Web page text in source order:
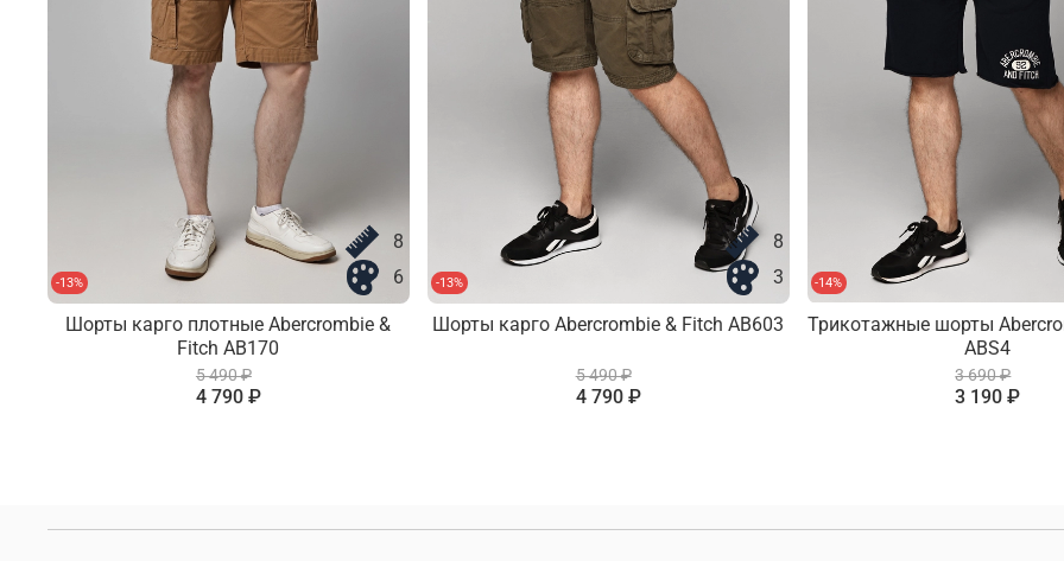
-13%
8
6
Шорты карго плотные Abercrombie &
Fitch AB170
5 490 ₽
4 790 ₽
-13%
8
3
Шорты карго Abercrombie & Fitch AB603
5 490 ₽
4 790 ₽
-14%
Трикотажные шорты
ABS4
3 690 ₽
3 190 ₽